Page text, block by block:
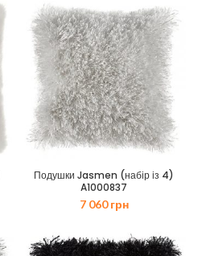
Подушки Jasmen (набір із 4)
A1000837
7 060грн